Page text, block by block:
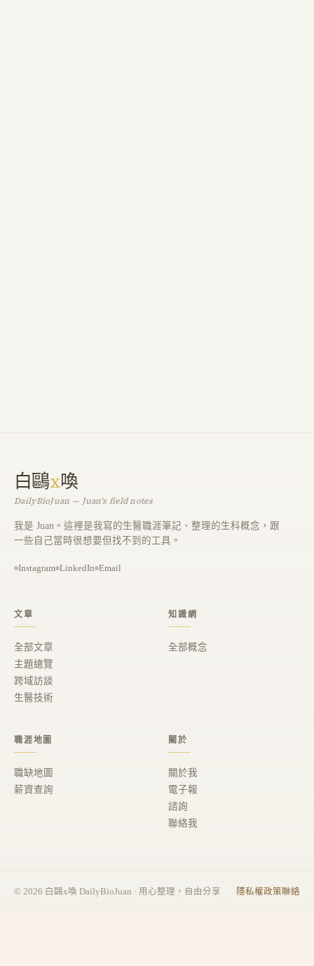
白鷗x喚
DailyBioJuan — Juan's field notes
我是 Juan。這裡是我寫的生醫職涯筆記、整理的生科概念，跟
一些自己當時很想要但找不到的工具。
Instagram LinkedIn Email
文章
全部文章
主題總覽
跨域訪談
生醫技術
知識網
全部概念
職涯地圖
職缺地圖
薪資查詢
關於
關於我
電子報
諮詢
聯絡我
© 2026 白鷗x喚 DailyBioJuan · 用心整理，自由分享 隱私權政策聯絡